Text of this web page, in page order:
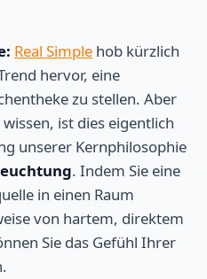
Real Simple hob kürzlich
hervor, eine
zu stellen. Aber
ist dies eigentlich
unserer Kernphilosophie
. Indem Sie eine
in einen Raum
von hartem, direktem
Sie das Gefühl Ihrer